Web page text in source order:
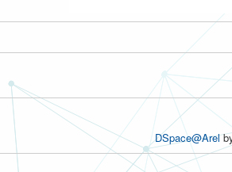
DSpace@Arel